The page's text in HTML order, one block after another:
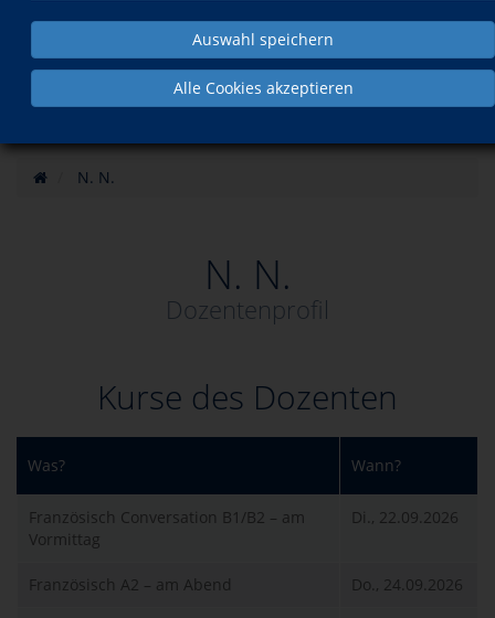
Auswahl speichern
Alle Cookies akzeptieren
N. N.
N. N.
Dozentenprofil
Kurse des Dozenten
Was? Wann?
Französisch Conversation B1/B2 – am
Vormittag
Di., 22.09.2026
Französisch A2 – am Abend Do., 24.09.2026